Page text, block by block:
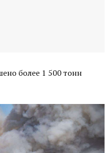
более 1 500 тонн